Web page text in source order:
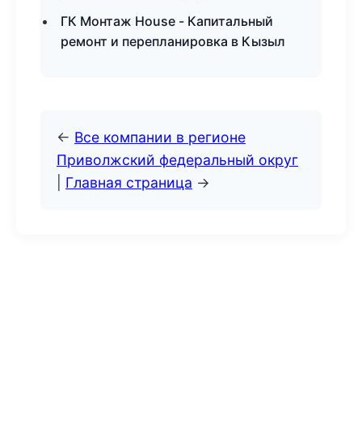
ГК Монтаж House - Капитальный
ремонт и перепланировка в Кызыл
← Все компании в регионе
Приволжский федеральный округ
Главная страница →